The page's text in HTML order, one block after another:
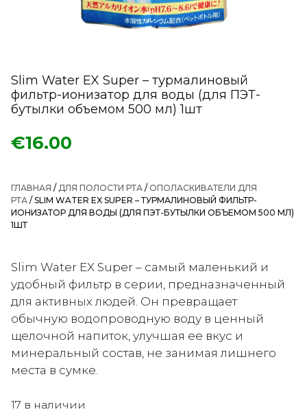
Slim Water EX Super – турмалиновый
фильтр-ионизатор для воды (для ПЭТ-
бутылки объемом 500 мл) 1шт
€16.00
ГЛАВНАЯ / ДЛЯ ПОЛОСТИ РТА / ОПОЛАСКИВАТЕЛИ ДЛЯ
РТА / SLIM WATER EX SUPER – ТУРМАЛИНОВЫЙ ФИЛЬТР-
ИОНИЗАТОР ДЛЯ ВОДЫ (ДЛЯ ПЭТ-БУТЫЛКИ ОБЪЕМОМ 500 МЛ)
1ШТ
Slim Water EX Super – самый маленький и
удобный фильтр в серии, предназначенный
для активных людей. Он превращает
обычную водопроводную воду в ценный
щелочной напиток, улучшая ее вкус и
минеральный состав, не занимая лишнего
места в сумке.
17 в наличии